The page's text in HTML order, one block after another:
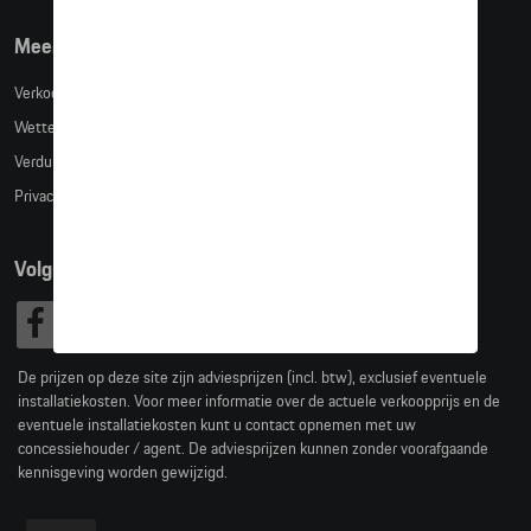
Meer info
Verkoopsvoorwaarden
Wettelijke bepalingen
Verduidelijking kledingmaten
Privacybeleid
Volg Ons
De prijzen op deze site zijn adviesprijzen (incl. btw), exclusief eventuele
installatiekosten. Voor meer informatie over de actuele verkoopprijs en de
eventuele installatiekosten kunt u contact opnemen met uw
concessiehouder / agent. De adviesprijzen kunnen zonder voorafgaande
kennisgeving worden gewijzigd.